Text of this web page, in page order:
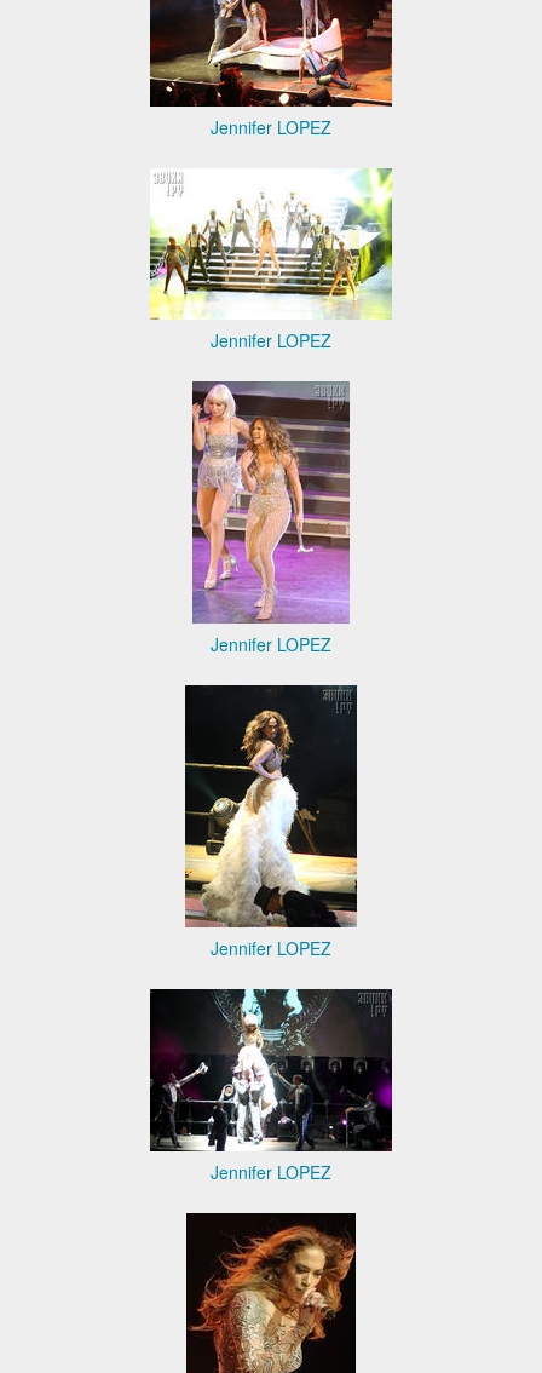
Jennifer LOPEZ
Jennifer LOPEZ
Jennifer LOPEZ
Jennifer LOPEZ
Jennifer LOPEZ